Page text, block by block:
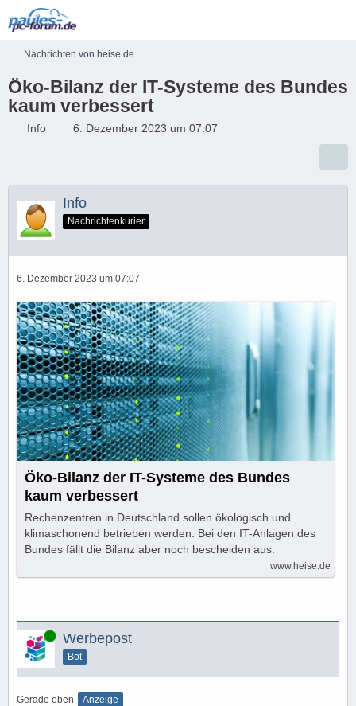
Nachrichten von heise.de
Öko-Bilanz der IT-Systeme des Bundes
kaum verbessert
Info 6. Dezember 2023 um 07:07
Info
Nachrichtenkurier
6. Dezember 2023 um 07:07
Öko-Bilanz der IT-Systeme des Bundes
kaum verbessert
Rechenzentren in Deutschland sollen ökologisch und
klimaschonend betrieben werden. Bei den IT-Anlagen des
Bundes fällt die Bilanz aber noch bescheiden aus.
www.heise.de
Online Werbepost
Bot
Gerade eben Anzeige